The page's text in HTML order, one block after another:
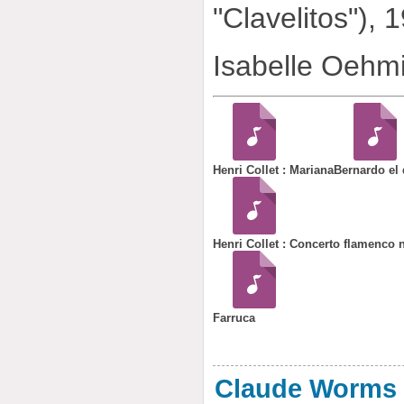
"Clavelitos"),
Isabelle
Henri Collet : MarianaBernardo el
Henri Collet : Concerto flamenco
Farruca
Claude Worms